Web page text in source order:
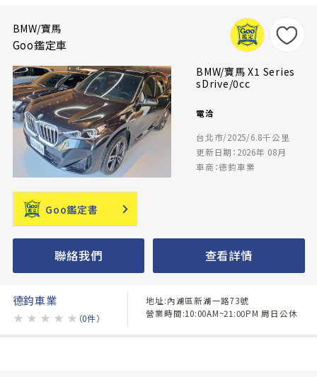
BMW/寶馬
Goo鑑定車
BMW/寶馬 X1 Series
sDrive/0cc
電洽
台北市/2025/6.8千公里
更新日期：2026年 08月
車商：德鈞車業
Goo鑑定書
聯絡我們 查看詳情
德鈞車業
★ ★ ★ ★ ★ （0件）
地址:內湖區新湖一路73號
營業時間:10:00AM~21:00PM 周日公休